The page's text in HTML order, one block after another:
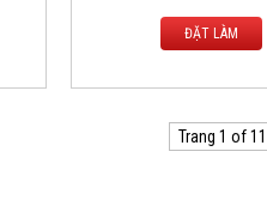
ĐẶT LÀM
Trang 1 of 11